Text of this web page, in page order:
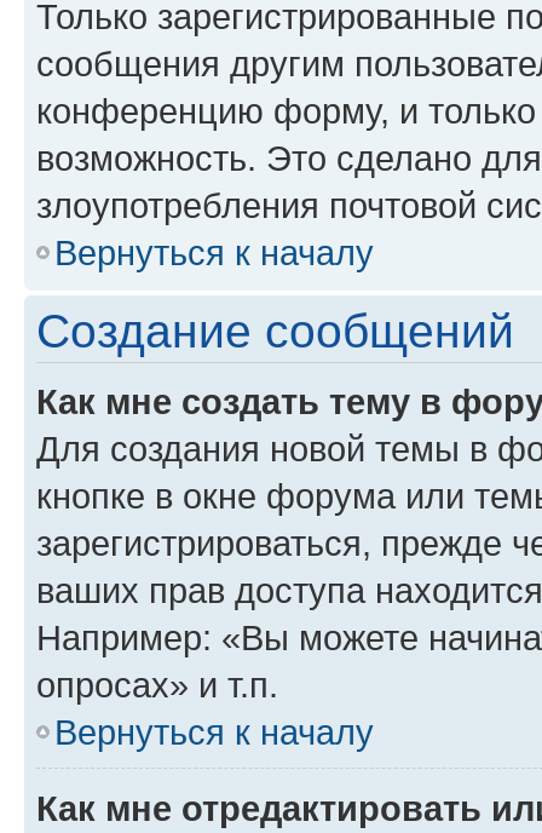
Только зарегистрированные
сообщения другим
конференцию форму, и
возможность. Это сделано
злоупотребления почтовой
Вернуться к началу
Создание сообщений
Как мне создать тему в
Для создания новой темы в
кнопке в окне форума или
зарегистрироваться, прежде
ваших прав доступа
Например: «Вы можете
опросах» и т.п.
Вернуться к началу
Как мне отредактировать